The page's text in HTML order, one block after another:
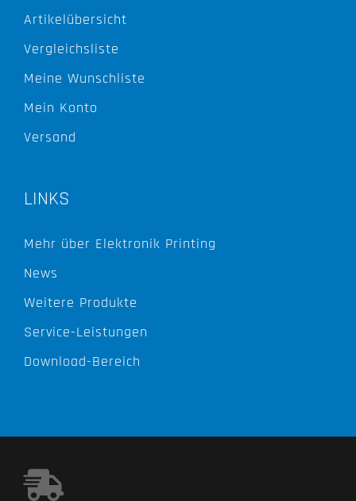
Artikelübersicht
Vergleichsliste
Meine Wunschliste
Mein Konto
Versand
LINKS
Mehr über Elektronik Printing
News
Weitere Produkte
Service-Leistungen
Download-Bereich